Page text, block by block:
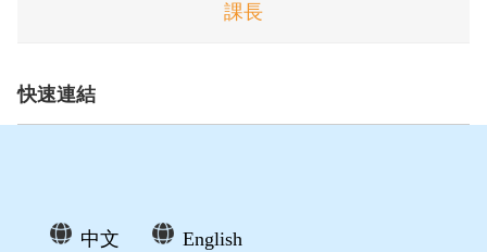
課長
快速連結
中文 English